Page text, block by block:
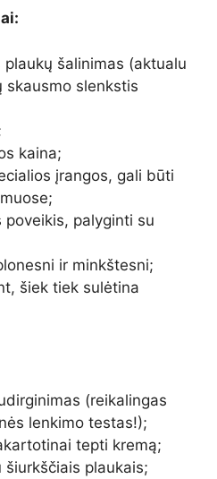
plaukų šalinimas (aktualu
skausmo slenkstis
kaina;
įrangos, gali būti
poveikis, palyginti su
ir minkštesni;
šiek tiek sulėtina
(reikalingas
lenkimo testas!);
tepti kremą;
šiurkščiais plaukais;